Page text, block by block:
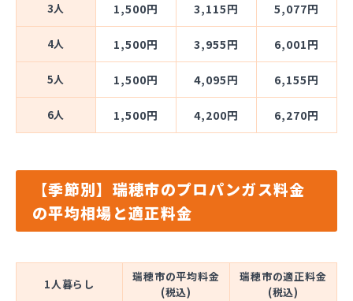
3人 1,500円 3,115円 5,077円
4人 1,500円 3,955円 6,001円
5人 1,500円 4,095円 6,155円
6人 1,500円 4,200円 6,270円
【季節別】瑞穂市のプロパンガス料金
の平均相場と適正料金
1人暮らし
瑞穂市の平均料金
(税込)
瑞穂市の適正料金
(税込)